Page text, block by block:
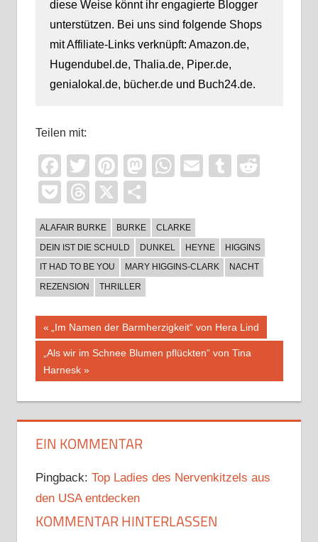
diese Weise könnt ihr engagierte Blogger
unterstützen. Bei uns sind folgende Shops
mit Affiliate-Links verknüpft: Amazon.de,
Hugendubel.de, Thalia.de, Piper.de,
genialokal.de, bücher.de und Buch24.de.
Teilen mit:
Facebook
TwitterPinterest
Mastodon
WhatsApp
EmailTumblr
PocketThreads
X
ALAFAIR BURKE BURKE
CLARKE
DEIN IST DIE SCHULD
DUNKEL HEYNE
HIGGINS
IT HAD TO BE YOU
MARY HIGGINS-CLARK
NACHT
REZENSION
THRILLER
Beitragsnavigation
Vorheriger
Beitrag:
„Im Namen der Barmherzigkeit“ von Hera Lind
Nächster
Beitrag:
„Als wir im Schnee Blumen pflückten“ von Tina
Harnesk
EIN KOMMENTAR
Pingback: Top Ladies des Nervenkitzels aus
den USA entdecken
KOMMENTAR HINTERLASSEN